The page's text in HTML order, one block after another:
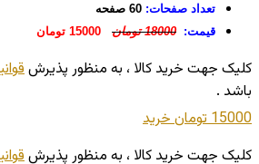
تعداد صفحات:
قیمت: 18000 تومان 15000 تومان
کليک جهت خريد کالا ، به منظور پذيرش
باشد .
15000 تومان
خريد
کليک جهت خريد کالا ، به منظور پذيرش